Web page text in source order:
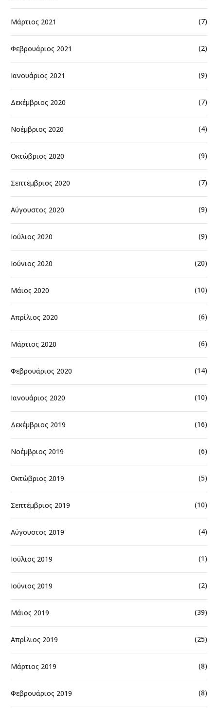
Μάρτιος 2021 (7)
Φεβρουάριος 2021 (2)
Ιανουάριος 2021 (9)
Δεκέμβριος 2020 (7)
Νοέμβριος 2020 (4)
Οκτώβριος 2020 (9)
Σεπτέμβριος 2020 (7)
Αύγουστος 2020 (9)
Ιούλιος 2020 (9)
Ιούνιος 2020 (20)
Μάιος 2020 (10)
Απρίλιος 2020 (6)
Μάρτιος 2020 (6)
Φεβρουάριος 2020 (14)
Ιανουάριος 2020 (10)
Δεκέμβριος 2019 (16)
Νοέμβριος 2019 (6)
Οκτώβριος 2019 (5)
Σεπτέμβριος 2019 (10)
Αύγουστος 2019 (4)
Ιούλιος 2019 (1)
Ιούνιος 2019 (2)
Μάιος 2019 (39)
Απρίλιος 2019 (25)
Μάρτιος 2019 (8)
Φεβρουάριος 2019 (8)